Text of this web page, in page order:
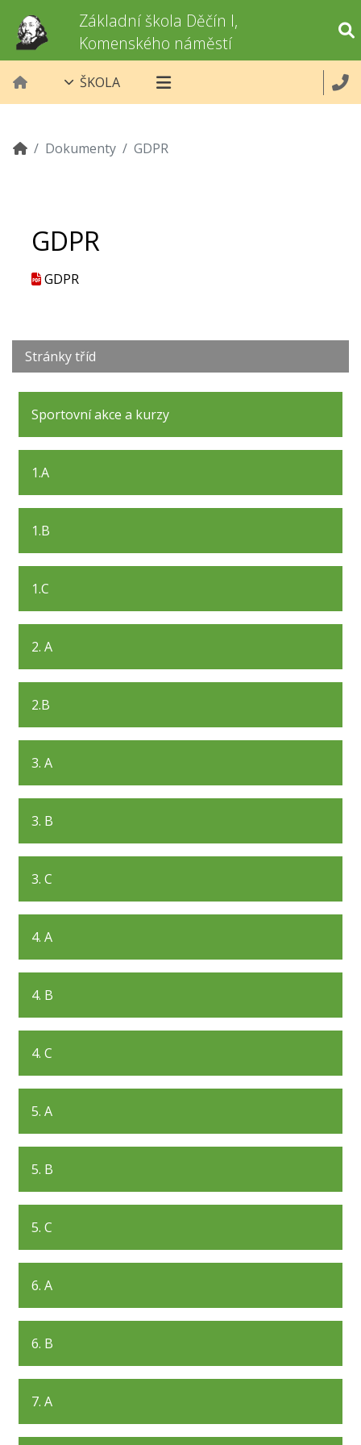
Základní škola Děčín I,
Komenského náměstí
ŠKOLA
Dokumenty GDPR
GDPR
GDPR
Stránky tříd
Sportovní akce a kurzy
1.A
1.B
1.C
2. A
2.B
3. A
3. B
3. C
4. A
4. B
4. C
5. A
5. B
5. C
6. A
6. B
7. A